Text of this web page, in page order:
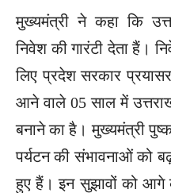
मुख्यमंत्री ने कहा कि
निवेश की गारंटी देता हैं।
लिए प्रदेश सरकार
आने वाले 05 साल में
बनाने का है। मुख्यमंत्री
पर्यटन की संभावनाओं को
हुए हैं। इन सुझावों को आगे